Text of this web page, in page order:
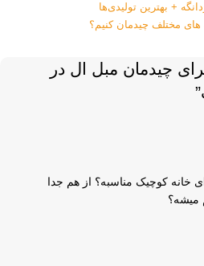
+ بهترین تولیدی‌ها
مختلف چیدمان کنیم؟
برای چیدمان مبل‌ ال در
”
خانه کوچیک مناسبه؟ از هم جدا
میشه؟